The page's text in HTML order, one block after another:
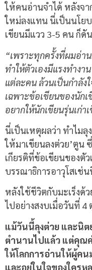
ให้คนอ่านจำได้ หลังจา
ใหม่ลงแทน นี่เป็นนโย
เขียนมีแวว 3-5 คน ก็ดั
“เพราะทุกครั้งที่ผมอ่า
ทำให้ตัวเองมีแรงทำงา
แต่ละคน ล้วนเป็นกำลัง
เฉพาะข้อเขียนของนัก
อยากให้นักเขียนรุ่นเก่
นี่เป็นเหตุผลว่า ทำไม
ให้มาเขียนลงต่วย’ตูน
เกียรติที่ข้อเขียนของตั
บรรณาธิการอาวุโสเช่
หลังใช้ชีวิตกับมะเร็งด้
ไปอย่างสงบเมื่อวันที่ 4
แม้วันนี้ลุงต่วย และนิต
ตำนานไปแล้ว แต่คุณ
ให้โลกการอ่านให้ผู้ค
และอยู่ในใจของใคร